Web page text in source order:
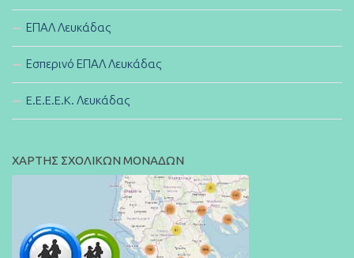
ΕΠΑΛ Λευκάδας
Εσπερινό ΕΠΑΛ Λευκάδας
E.E.E.E.K. Λευκάδας
ΧΑΡΤΗΣ ΣΧΟΛΙΚΩΝ ΜΟΝΑΔΩΝ